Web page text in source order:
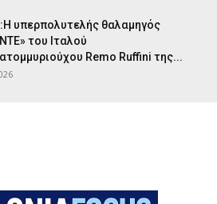
:Η υπερπολυτελής θαλαμηγός
του Ιταλού
Remo Ruffini της...